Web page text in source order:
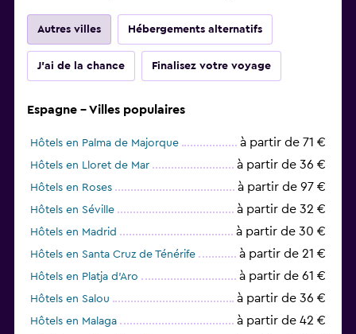
Autres villes Hébergements alternatifs
J'ai de la chance Finalisez votre voyage
Espagne - Villes populaires
Hôtels en Palma de Majorque à partir de 71 €
Hôtels en Lloret de Mar à partir de 36 €
Hôtels en Roses à partir de 97 €
Hôtels en Séville à partir de 32 €
Hôtels en Madrid à partir de 30 €
Hôtels en Santa Cruz de Ténérife à partir de 21 €
Hôtels en Platja d'Aro à partir de 61 €
Hôtels en Salou à partir de 36 €
Hôtels en Malaga à partir de 42 €